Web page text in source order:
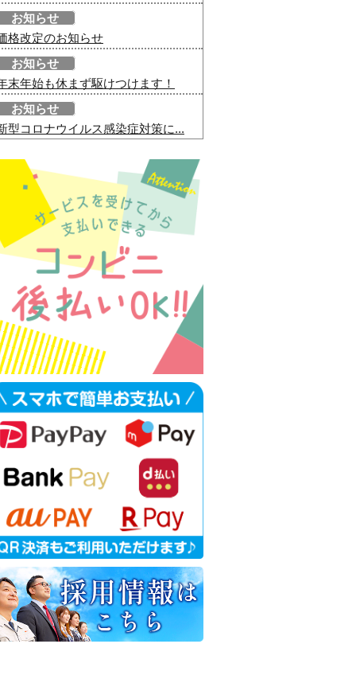
お知らせ
格改定のお知らせ
お知らせ
末年始も休まず駆けつけます！
お知らせ
型コロナウイルス感染症対策に...